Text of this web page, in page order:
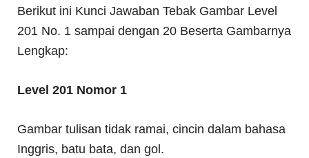
Berikut ini Kunci Jawaban Tebak Gambar Level
201 No. 1 sampai dengan 20 Beserta Gambarnya
Lengkap:
Level 201 Nomor 1
Gambar tulisan tidak ramai, cincin dalam bahasa
Inggris, batu bata, dan gol.